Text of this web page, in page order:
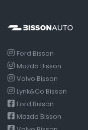
Ford Bisson
Mazda Bisson
Volvo Bisson
Lynk&Co Bisson
Ford Bisson
Mazda Bisson